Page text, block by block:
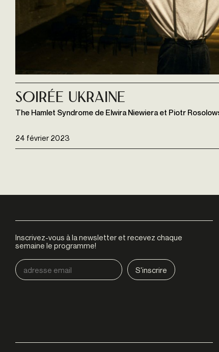
24 février 2023
Soirée Ukraine
The Hamlet Syndrome de Elwira Niewiera et Piotr
Inscrivez-vous à la newsletter et recevez chaque
semaine le programme!